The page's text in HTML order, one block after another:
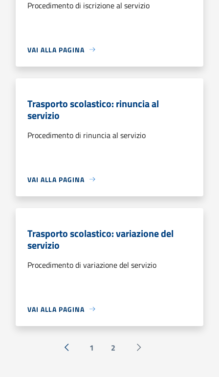
Procedimento di iscrizione al servizio
VAI ALLA PAGINA
Trasporto scolastico: rinuncia al
servizio
Procedimento di rinuncia al servizio
VAI ALLA PAGINA
Trasporto scolastico: variazione del
servizio
Procedimento di variazione del servizio
VAI ALLA PAGINA
« Precedente
1 2 Successiva »